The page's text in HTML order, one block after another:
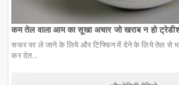
कम तेल वाला आम का सूखा अचार जो खराब न हो
सफर पर ले जाने के लिये और टिफ्फिन में देने के लिये तेल से
कर देत...